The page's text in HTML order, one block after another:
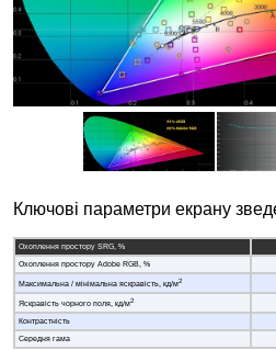
Ключові параметри екрану
Охоплення простору SRG, %
Охоплення простору Adobe RGB, %
Максимальна / мінімальна яскравість, кд/м2
Яскравість чорного поля, кд/м2
Контрастність
Середня гама